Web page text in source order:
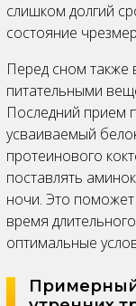
слишком долгий
состояние
Перед сном также
питательными
Последний прием
усваиваемый
протеинового
поставлять
ночи. Это
время
оптимальные